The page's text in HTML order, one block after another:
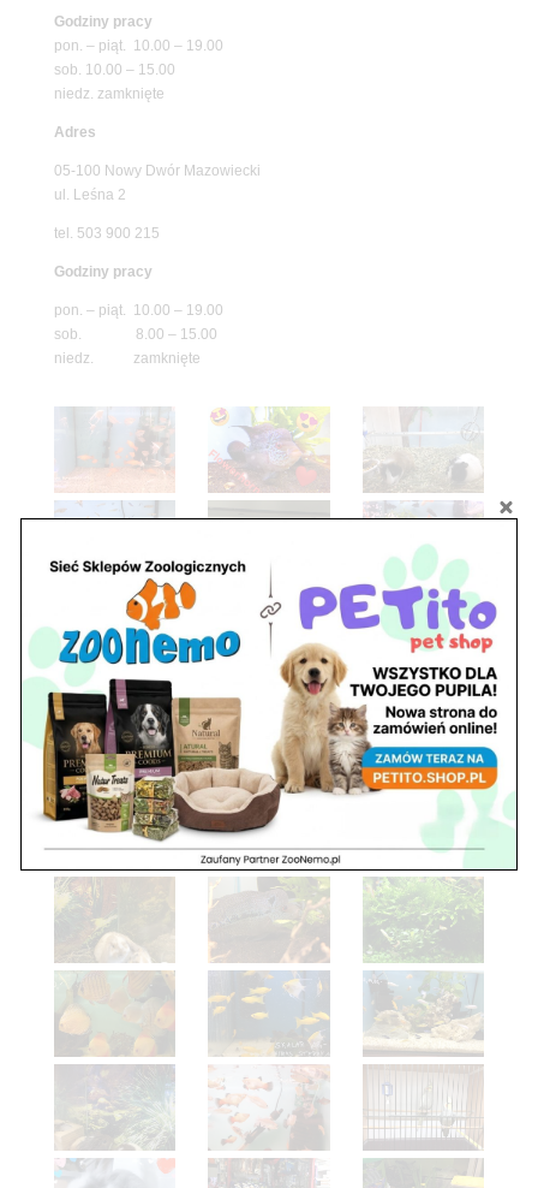
Godziny pracy
pon. – piąt. 10.00 – 19.00
sob. 10.00 – 15.00
niedz. zamknięte
Adres
05-100 Nowy Dwór Mazowiecki
ul. Leśna 2
tel. 503 900 215
Godziny pracy
pon. – piąt. 10.00 – 19.00
sob. 8.00 – 15.00
niedz. zamknięte